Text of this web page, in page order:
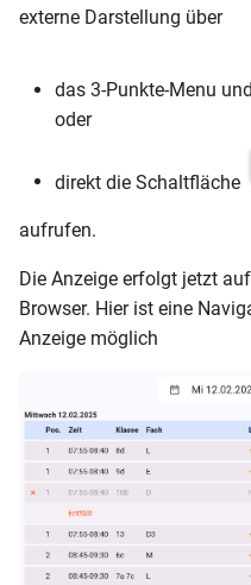
externe Darstellung über
das 3-Punkte-Menu
oder
direkt die Schaltfläche
aufrufen.
Die Anzeige erfolgt jetzt
Browser. Hier ist eine
Anzeige möglich